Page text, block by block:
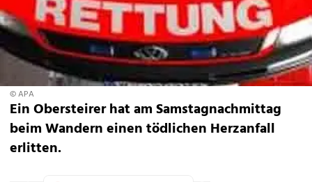
© APA
Ein Obersteirer hat am Samstagnachmittag
beim Wandern einen tödlichen Herzanfall
erlitten.